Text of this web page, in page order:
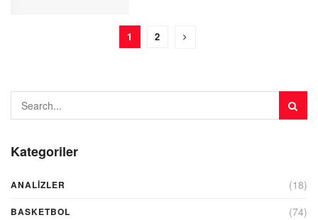
1 2
Kategoriler
ANALIZLER (18)
BASKETBOL (74)